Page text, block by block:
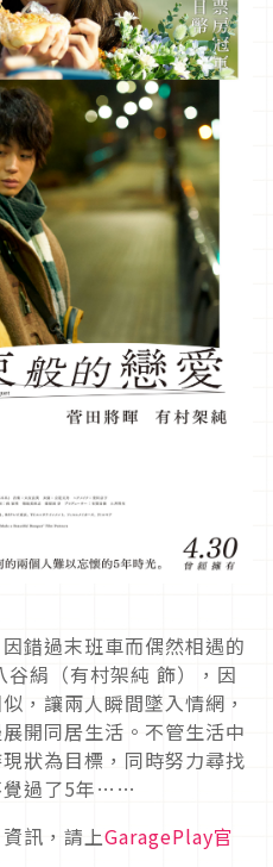
錯過末班車而偶然相遇的
絹（有村架純 飾），因
，讓兩人瞬間墜入情網，
開同居生活。不管生活中
狀為目標，同時努力尋找
覺過了5年……
訊，請上GaragePlay官